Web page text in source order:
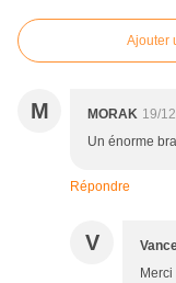
Ajouter
M MORAK 19/
Un énorme
Répondre
V